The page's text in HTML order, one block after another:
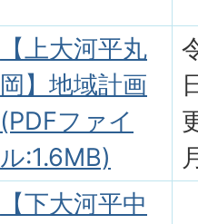
【上大河平丸
岡】地域計画
(PDFファイ
ル:1.6MB)
【下大河平中